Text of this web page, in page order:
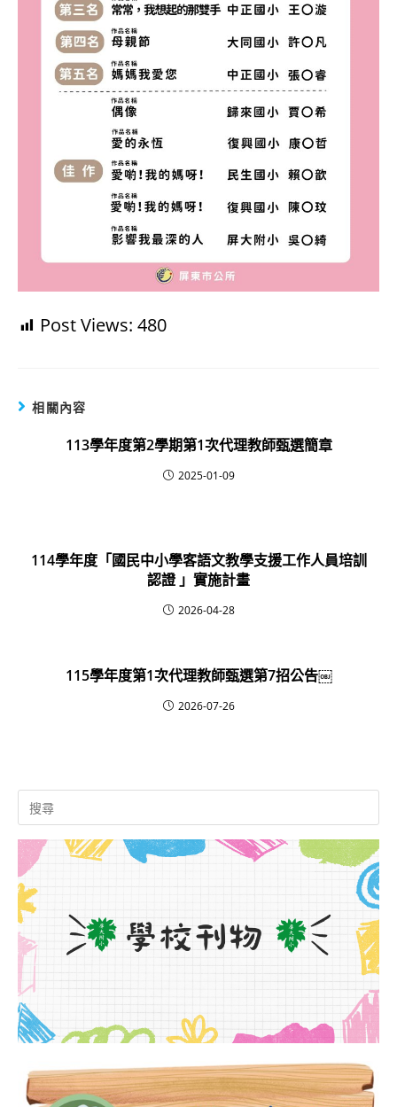
Post Views: 480
相關內容
113學年度第2學期第1次代理教師甄選簡章
2025-01-09
114學年度「國民中小學客語文教學支援工作人員培訓
認證 」實施計畫
2026-04-28
115學年度第1次代理教師甄選第7招公告￼
2026-07-26
Search
for: